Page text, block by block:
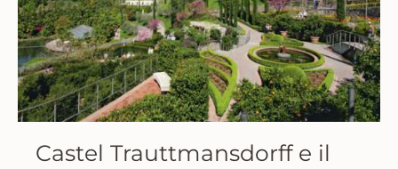
Castel Trauttmansdorff e il